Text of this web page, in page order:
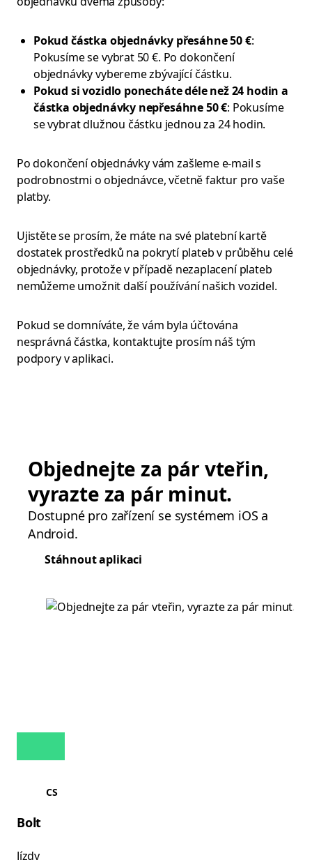
Pokud částka objednávky přesáhne 50 €:
Pokusíme se vybrat 50 €. Po dokončení
objednávky vybereme zbývající částku.
Pokud si vozidlo ponecháte déle než 24 hodin a
částka objednávky nepřesáhne 50 €: Pokusíme
se vybrat dlužnou částku jednou za 24 hodin.
Po dokončení objednávky vám zašleme e-mail s
podrobnostmi o objednávce, včetně faktur pro vaše
platby.
Ujistěte se prosím, že máte na své platební kartě
dostatek prostředků na pokrytí plateb v průběhu celé
objednávky, protože v případě nezaplacení plateb
nemůžeme umožnit další používání našich vozidel.
Pokud se domníváte, že vám byla účtována
nesprávná částka, kontaktujte prosím náš tým
podpory v aplikaci.
Objednejte za pár vteřin,
vyrazte za pár minut.
Dostupné pro zařízení se systémem iOS a
Android.
Stáhnout aplikaci
CS
Bolt
Jízdy